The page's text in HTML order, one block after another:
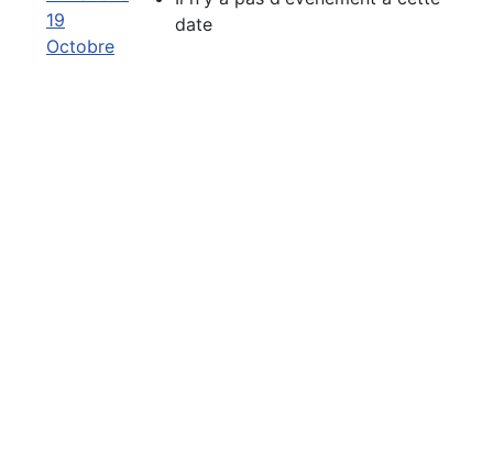
19
Octobre
date